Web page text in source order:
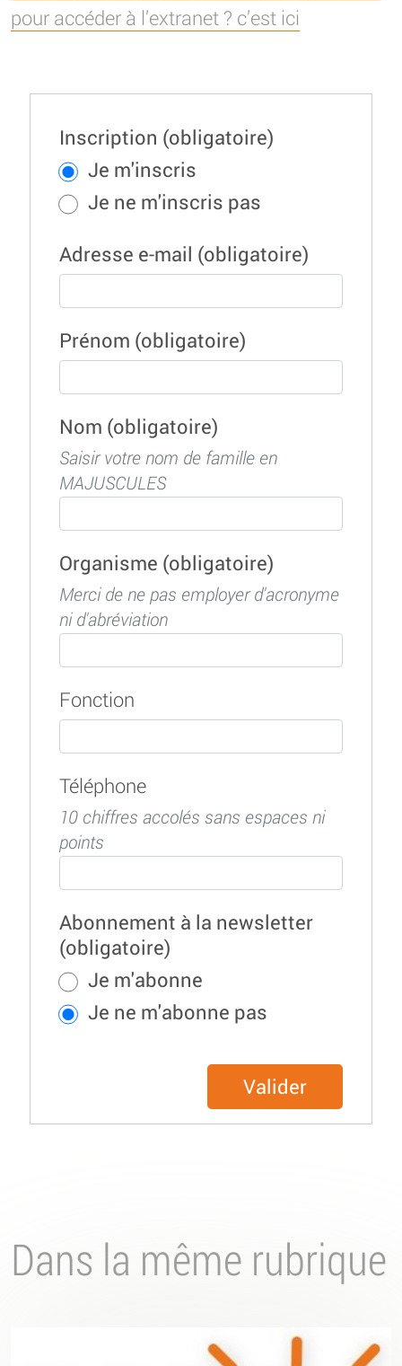
pour accéder à l’extranet ? c’est ici
Inscription (obligatoire)
Je m'inscris
Je ne m'inscris pas
Adresse e-mail (obligatoire)
Prénom (obligatoire)
Nom (obligatoire)
Saisir votre nom de famille en
MAJUSCULES
Organisme (obligatoire)
Merci de ne pas employer d'acronyme
ni d'abréviation
Fonction
Téléphone
10 chiffres accolés sans espaces ni
points
Abonnement à la newsletter
(obligatoire)
Je m'abonne
Je ne m'abonne pas
Valider
Dans la même rubrique